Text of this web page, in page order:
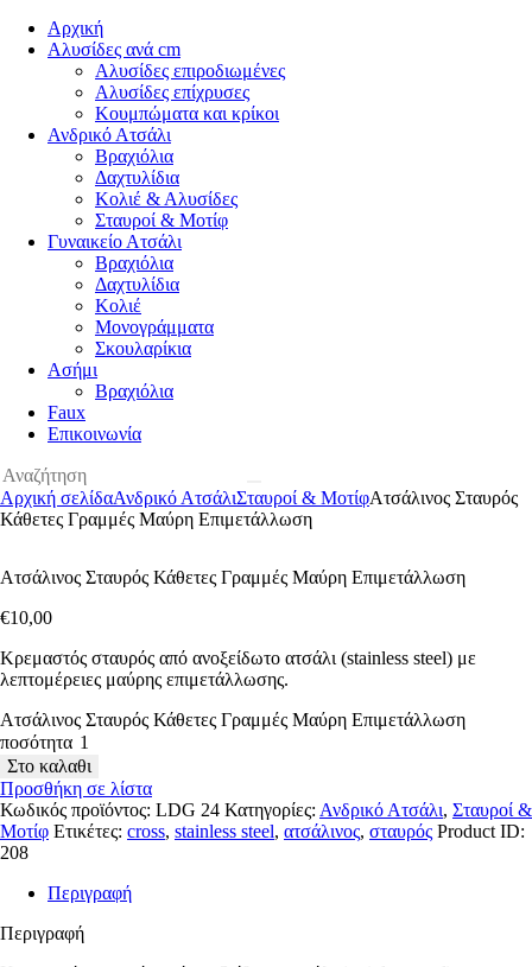
Αρχική
Αλυσίδες ανά cm
Αλυσίδες επιροδιωμένες
Αλυσίδες επίχρυσες
Κουμπώματα και κρίκοι
Ανδρικό Ατσάλι
Βραχιόλια
Δαχτυλίδια
Κολιέ & Αλυσίδες
Σταυροί & Μοτίφ
Γυναικείο Ατσάλι
Βραχιόλια
Δαχτυλίδια
Κολιέ
Μονογράμματα
Σκουλαρίκια
Ασήμι
Βραχιόλια
Faux
Επικοινωνία
Αρχική σελίδαΑνδρικό ΑτσάλιΣταυροί & ΜοτίφΑτσάλινος Σταυρός
Κάθετες Γραμμές Μαύρη Επιμετάλλωση
Ατσάλινος Σταυρός Κάθετες Γραμμές Μαύρη Επιμετάλλωση
€10,00
Κρεμαστός σταυρός από ανοξείδωτο ατσάλι (stainless steel) με
λεπτομέρειες μαύρης επιμετάλλωσης.
Ατσάλινος Σταυρός Κάθετες Γραμμές Μαύρη Επιμετάλλωση
ποσότητα
Στο καλαθι
Προσθήκη σε λίστα
Κωδικός προϊόντος: LDG 24 Κατηγορίες: Ανδρικό Ατσάλι, Σταυροί &
Μοτίφ Ετικέτες: cross, stainless steel, ατσάλινος, σταυρός Product ID:
208
Περιγραφή
Περιγραφή